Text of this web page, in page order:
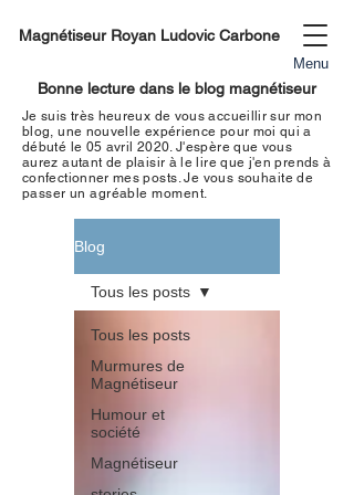
Magnétiseur Royan Ludovic Carbone
Menu
Bonne lecture dans le blog magnétiseur
Je suis très heureux de vous accueillir sur mon
blog, une nouvelle expérience pour moi qui a
débuté le 05 avril 2020. J'espère que vous
aurez autant de plaisir à le lire que j'en prends à
confectionner mesposts. Je vous souhaite de
passer unagréable moment.
Blog
Tous les posts
Murmures de
Magnétiseur
Humour et
société
Magnétiseur
Tous les posts